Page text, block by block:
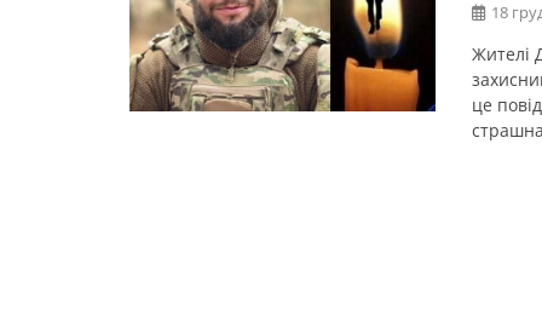
18
Жителі
це